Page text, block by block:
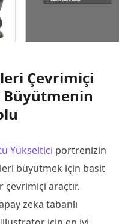
Çevrimiçi
Büyütmenin
Yükseltici portrenizin
büyütmek için basit
araçtır.
zeka tabanlı